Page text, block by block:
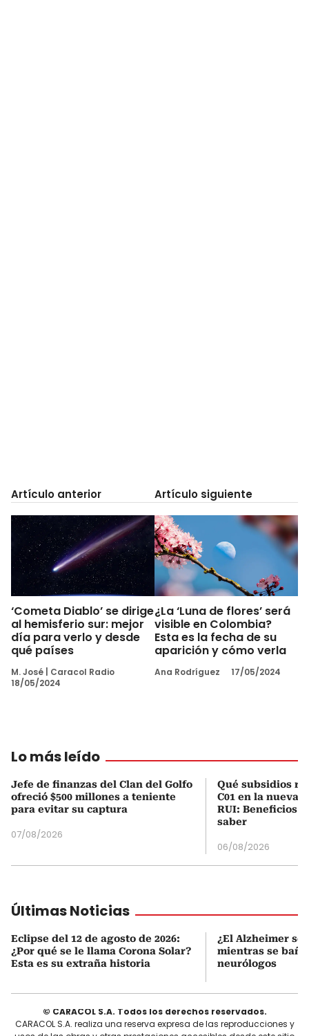
Artículo anterior
‘Cometa Diablo’ se dirige
al hemisferio sur: mejor
día para verlo y desde
qué países
M. José
Caracol Radio
18/05/2024
Artículo siguiente
¿La ‘Luna de flores’ será
visible en Colombia?
Esta es la fecha de su
aparición y cómo verla
Ana Rodríguez 17/05/2024
Lo más leído
Jefe de finanzas del Clan del Golfo
ofreció $500 millones a teniente
para evitar su captura
07/08/2026
Qué subsidios
C01 en la nueva
RUI: Beneficios
saber
06/08/2026
Últimas Noticias
Eclipse del 12 de agosto de 2026:
¿Por qué se le llama Corona Solar?
Esta es su extraña historia
¿El Alzheimer
mientras se
neurólogos
© CARACOL S.A. Todos los derechos reservados.
CARACOL S.A. realiza una reserva expresa de las reproducciones y